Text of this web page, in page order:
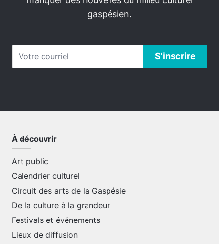
gaspésien.
À découvrir
Art public
Calendrier culturel
Circuit des arts de la Gaspésie
De la culture à la grandeur
Festivals et événements
Lieux de diffusion